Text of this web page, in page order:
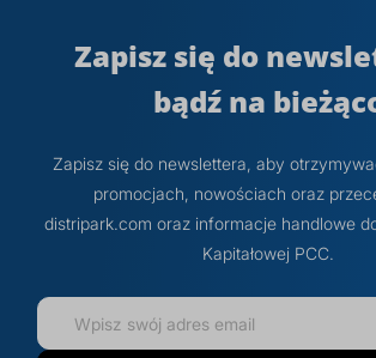
Zapisz się do
bądź na
Zapisz się do newslettera, aby
promocjach, nowościach oraz
distripark.com oraz informacje handlowe
Kapitałowej PCC.